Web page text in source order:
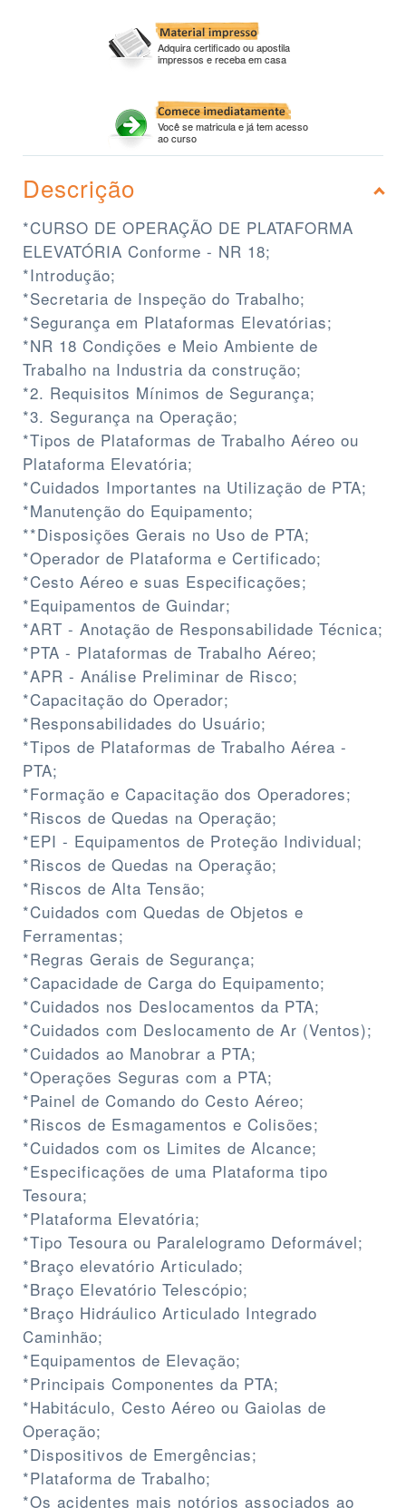
Adquira certificado ou apostila
impressos e receba em casa
Você se matricula e já tem acesso
ao curso
Descrição
*CURSO DE OPERAÇÃO DE PLATAFORMA
ELEVATÓRIA Conforme - NR 18;
*Introdução;
*Secretaria de Inspeção do Trabalho;
*Segurança em Plataformas Elevatórias;
*NR 18 Condições e Meio Ambiente de
Trabalho na Industria da construção;
*2. Requisitos Mínimos de Segurança;
*3. Segurança na Operação;
*Tipos de Plataformas de Trabalho Aéreo ou
Plataforma Elevatória;
*Cuidados Importantes na Utilização de PTA;
*Manutenção do Equipamento;
**Disposições Gerais no Uso de PTA;
*Operador de Plataforma e Certificado;
*Cesto Aéreo e suas Especificações;
*Equipamentos de Guindar;
*ART - Anotação de Responsabilidade Técnica;
*PTA - Plataformas de Trabalho Aéreo;
*APR - Análise Preliminar de Risco;
*Capacitação do Operador;
*Responsabilidades do Usuário;
*Tipos de Plataformas de Trabalho Aérea -
PTA;
*Formação e Capacitação dos Operadores;
*Riscos de Quedas na Operação;
*EPI - Equipamentos de Proteção Individual;
*Riscos de Quedas na Operação;
*Riscos de Alta Tensão;
*Cuidados com Quedas de Objetos e
Ferramentas;
*Regras Gerais de Segurança;
*Capacidade de Carga do Equipamento;
*Cuidados nos Deslocamentos da PTA;
*Cuidados com Deslocamento de Ar (Ventos);
*Cuidados ao Manobrar a PTA;
*Operações Seguras com a PTA;
*Painel de Comando do Cesto Aéreo;
*Riscos de Esmagamentos e Colisões;
*Cuidados com os Limites de Alcance;
*Especificações de uma Plataforma tipo
Tesoura;
*Plataforma Elevatória;
*Tipo Tesoura ou Paralelogramo Deformável;
*Braço elevatório Articulado;
*Braço Elevatório Telescópio;
*Braço Hidráulico Articulado Integrado
Caminhão;
*Equipamentos de Elevação;
*Principais Componentes da PTA;
*Habitáculo, Cesto Aéreo ou Gaiolas de
Operação;
*Dispositivos de Emergências;
*Plataforma de Trabalho;
*Os acidentes mais notórios associados ao